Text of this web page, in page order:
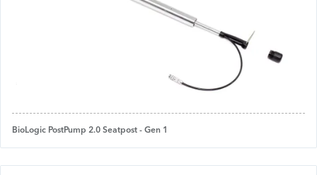
BioLogic PostPump 2.0 Seatpost - Gen 1